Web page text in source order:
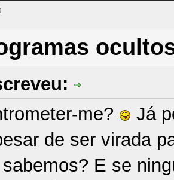
me?
Já
de ser virada
E se